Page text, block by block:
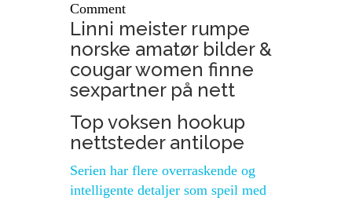
Comment
Linni meister rumpe
norske amatør bilder &
cougar women finne
sexpartner på nett
Top voksen hookup
nettsteder antilope
Serien har flere overraskende og
intelligente detaljer som speil med